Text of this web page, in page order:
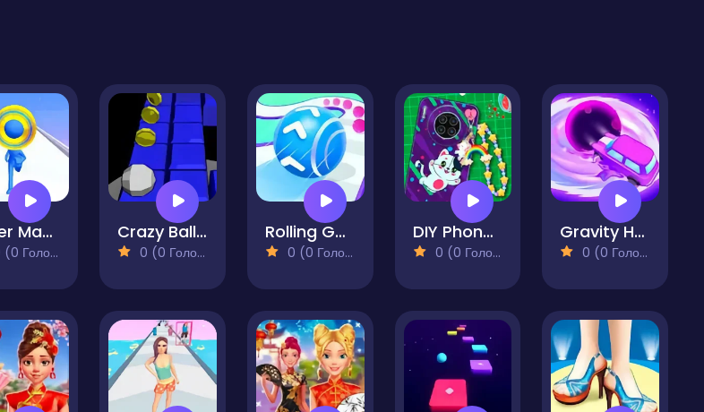
Layer Master
Голосів)
Crazy Ball Space
0 (0 Голосів)
Rolling Going Balls
0 (0 Голосів)
DIY Phone Case Shop
0 (0 Голосів)
Gravity Hole
0 (0 Голосів)